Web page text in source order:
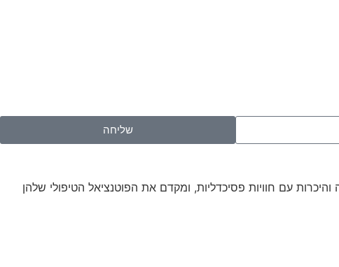
שליחה
עם חוויות פסיכדליות, ומקדם את הפוטנציאל הטיפולי שלהן